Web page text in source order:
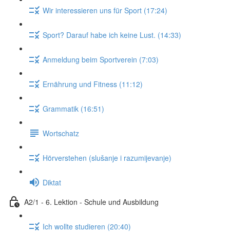
Wir interessieren uns für Sport (17:24)
Sport? Darauf habe ich keine Lust. (14:33)
Anmeldung beim Sportverein (7:03)
Ernährung und Fitness (11:12)
Grammatik (16:51)
Wortschatz
Hörverstehen (slušanje i razumijevanje)
Diktat
A2/1 - 6. Lektion - Schule und Ausbildung
Ich wollte studieren (20:40)